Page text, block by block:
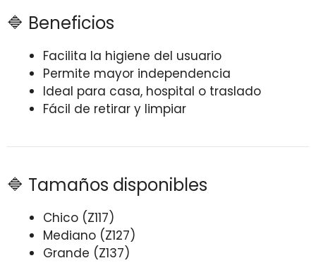
🔷 Beneficios
Facilita la higiene del usuario
Permite mayor independencia
Ideal para casa, hospital o traslado
Fácil de retirar y limpiar
🔷 Tamaños disponibles
Chico (Z117)
Mediano (Z127)
Grande (Z137)